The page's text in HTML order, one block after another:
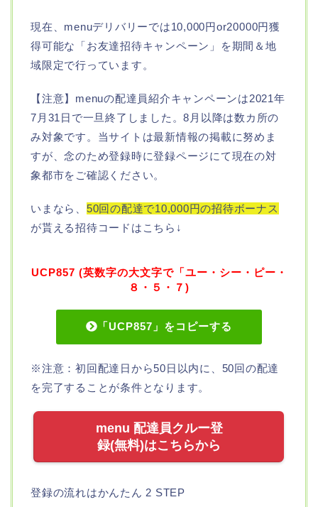
現在、menuデリバリーでは10,000円or20000円獲
得可能な「お友達招待キャンペーン」を期間＆地
域限定で行っています。
【注意】menuの配達員紹介キャンペーンは2021年
7月31日で一旦終了しました。8月以降は数カ所の
み対象です。当サイトは最新情報の掲載に努めま
すが、念のため登録時に登録ページにて現在の対
象都市をご確認ください。
いまなら、 50回の配達で10,000円の招待ボーナス
が貰える招待コードはこちら↓
UCP857 (英数字の大文字で「ユー・シー・ピー・
８・５・７)
「UCP857」をコピーする
※注意：初回配達日から50日以内に、50回の配達
を完了することが条件となります。
menu 配達員クルー登
録(無料)はこちらから
登録の流れはかんたん 2 STEP